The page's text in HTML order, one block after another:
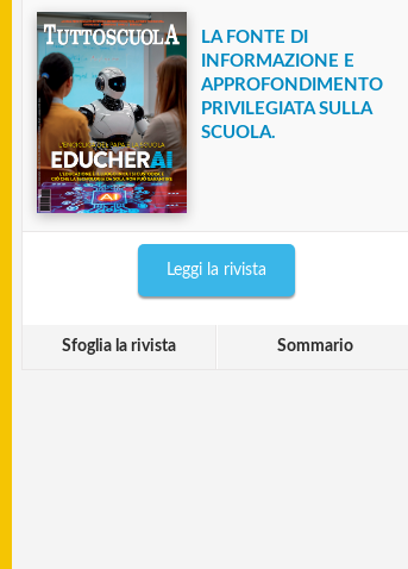
LA FONTE DI
INFORMAZIONE E
APPROFONDIMENTO
PRIVILEGIATA SULLA
SCUOLA.
Leggi la rivista
Sfoglia la rivista Sommario